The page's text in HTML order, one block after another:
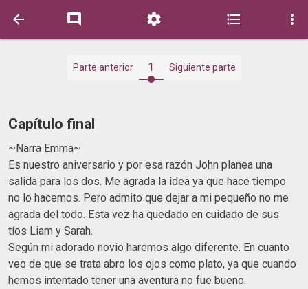
    
Parte anterior 1 Siguiente parte
Capítulo final
~Narra Emma~
Es nuestro aniversario y por esa razón John planea una
salida para los dos. Me agrada la idea ya que hace tiempo
no lo hacemos. Pero admito que dejar a mi pequeño no me
agrada del todo. Esta vez ha quedado en cuidado de sus
tíos Liam y Sarah.
Según mi adorado novio haremos algo diferente. En cuanto
veo de que se trata abro los ojos como plato, ya que cuando
hemos intentado tener una aventura no fue bueno.